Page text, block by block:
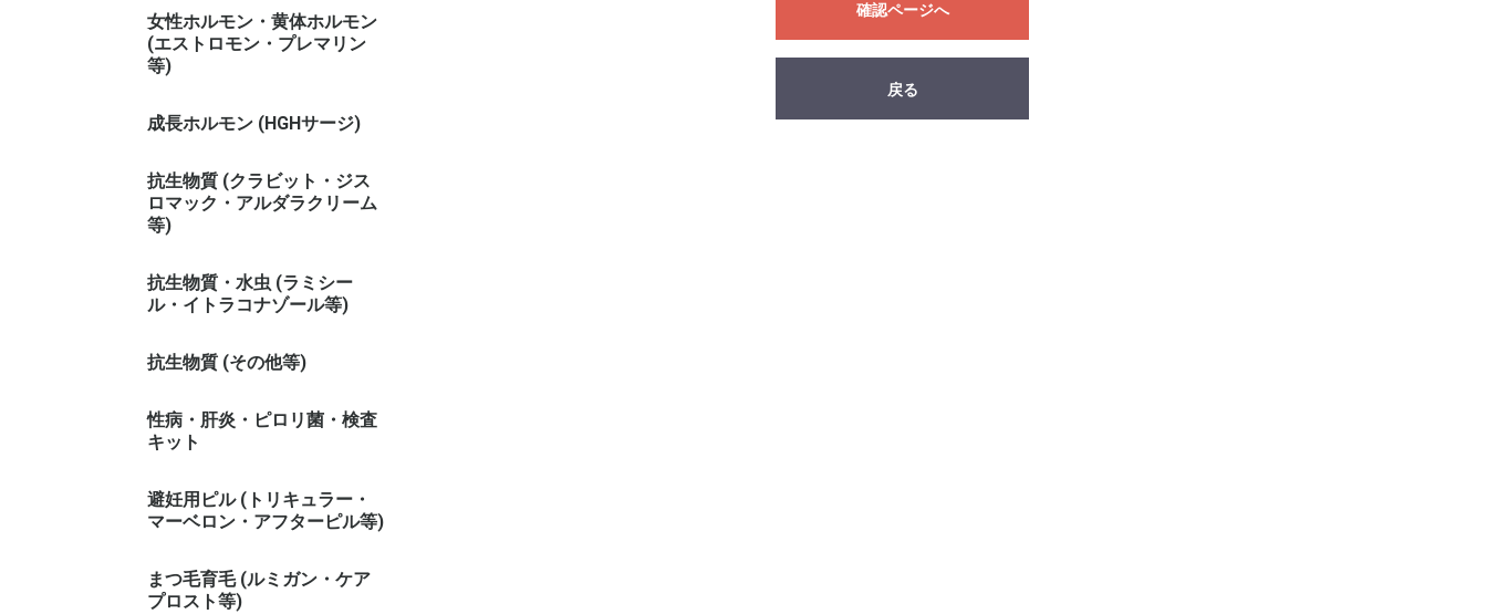
女性ホルモン・黄体ホルモン
(エストロモン・プレマリン
等)
成長ホルモン (HGHサージ)
抗生物質 (クラビット・ジス
ロマック・アルダラクリーム
等)
抗生物質・水虫 (ラミシー
ル・イトラコナゾール等)
抗生物質 (その他等)
性病・肝炎・ピロリ菌・検査
キット
避妊用ピル (トリキュラー・
マーベロン・アフターピル等)
まつ毛育毛 (ルミガン・ケア
プロスト等)
確認ページへ
戻る